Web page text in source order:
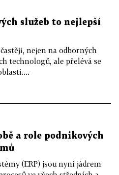
služeb to nejlepší
nejen na odborných
technologů, ale přelévá se
a role podnikových
(ERP) jsou nyní jádrem